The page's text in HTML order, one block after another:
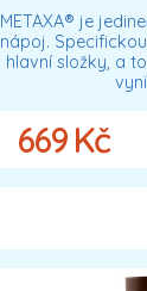
METAXA® je
nápoj.
hlavní složky, a
669 Kč